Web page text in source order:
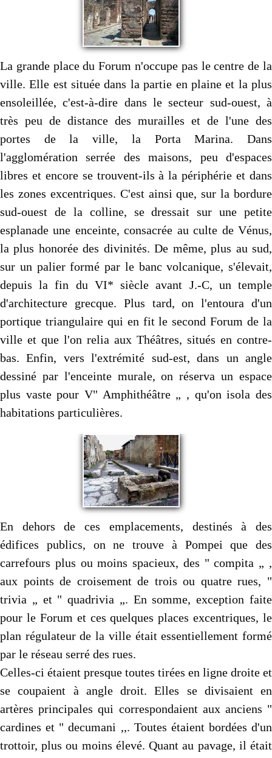
La grande place du Forum n'occupe pas le centre de la
ville. Elle est située dans la partie en plaine et la plus
ensoleillée, c'est-à-dire dans le secteur sud-ouest, à
très peu de distance des mu­railles et de l'une des
portes de la ville, la Porta Marina. Dans
l'agglomération serrée des maisons, peu d'espaces
libres et encore se trouvent-ils à la périphérie et dans
les zones excentriques. C'est ainsi que, sur la bordure
sud-ouest de la colline, se dressait sur une petite
esplanade une enceinte, consacrée au culte de Vénus,
la plus honorée des divinités. De même, plus au sud,
sur un palier formé par le banc volcanique, s'élevait,
depuis la fin du VI* siècle avant J.-C, un temple
d'architecture grecque. Plus tard, on l'en­toura d'un
portique triangulaire qui en fit le second Forum de la
ville et que l'on relia aux Théâtres, situés en contre-
bas. Enfin, vers l'extrémité sud-est, dans un angle
dessiné par l'enceinte murale, on réserva un espace
plus vaste pour V" Amphithéâtre „ , qu'on isola des
habitations particulières.
En dehors de ces emplacements, destinés à des
édifices publics, on ne trouve à Pom­pei que des
carrefours plus ou moins spacieux, des " compita „ ,
aux points de croisement de trois ou quatre rues, "
trivia „ et " quadrivia „. En somme, exception faite
pour le Forum et ces quelques places excentriques, le
plan régulateur de la ville était essentiellement formé
par le réseau serré des rues.
Celles-ci étaient presque toutes tirées en ligne droite et
se coupaient à angle droit. Elles se divisaient en
artères principales qui correspondaient aux anciens "
cardines et " decumani ,,. Toutes étaient bordées d'un
trottoir, plus ou moins élevé. Quant au pavage, il était